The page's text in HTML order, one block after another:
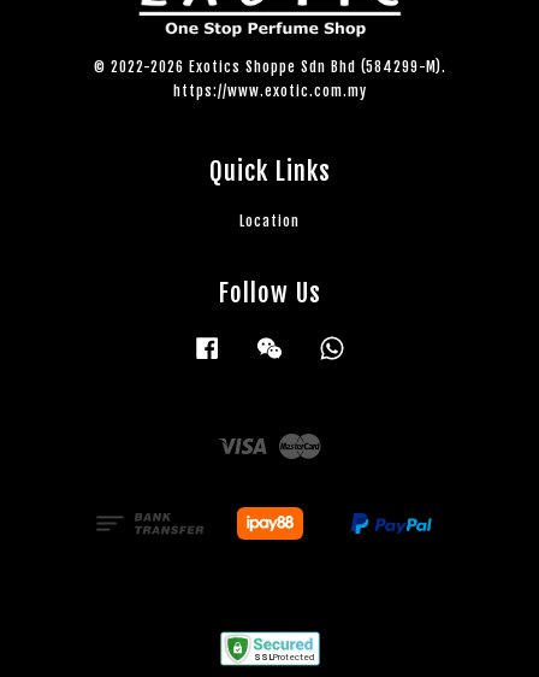
© 2022-2026 Exotics Shoppe Sdn Bhd (584299-M).
https://www.exotic.com.my
Quick Links
Location
Follow Us
Facebook Wechat
Visa